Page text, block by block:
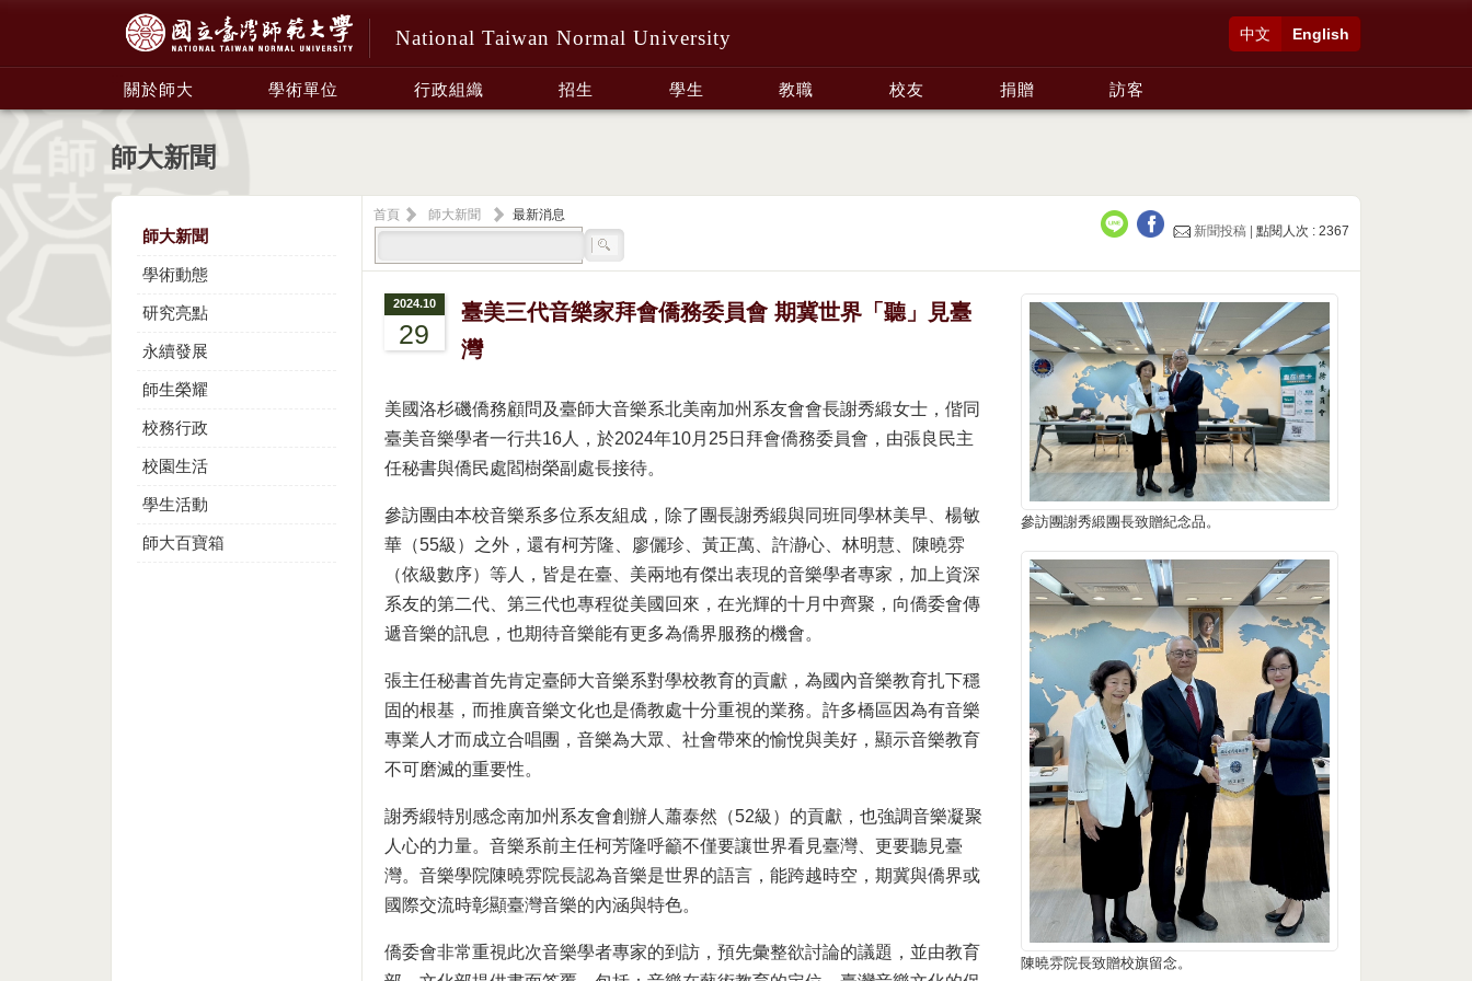
National Taiwan Normal University English
中文
關於師大 學術單位 行政組織 招生 學生 教職 校友 捐贈 訪客
師大新聞
師大新聞
學術動態
研究亮點
永續發展
師生榮耀
校務行政
校園生活
學生活動
師大百寶箱
首頁 師大新聞
最新消息
新聞投稿 |點閱人次 : 2367
參訪團謝秀緞團長致贈紀念品。
陳曉雰院長致贈校旗留念。
2024.10
29
臺美三代音樂家拜會僑務委員會 期冀世界「聽」見臺
灣
美國洛杉磯僑務顧問及臺師大音樂系北美南加州系友會會長謝秀緞女士，偕同
臺美音樂學者一行共16人，於2024年10月25日拜會僑務委員會，由張良民主
任秘書與僑民處閻樹榮副處長接待。
參訪團由本校音樂系多位系友組成，除了團長謝秀緞與同班同學林美早、楊敏
華（55級）之外，還有柯芳隆、廖儷珍、黃正萬、許瀞心、林明慧、陳曉雰
（依級數序）等人，皆是在臺、美兩地有傑出表現的音樂學者專家，加上資深
系友的第二代、第三代也專程從美國回來，在光輝的十月中齊聚，向僑委會傳
遞音樂的訊息，也期待音樂能有更多為僑界服務的機會。
張主任秘書首先肯定臺師大音樂系對學校教育的貢獻，為國內音樂教育扎下穩
固的根基，而推廣音樂文化也是僑教處十分重視的業務。許多橋區因為有音樂
專業人才而成立合唱團，音樂為大眾、社會帶來的愉悅與美好，顯示音樂教育
不可磨滅的重要性。
謝秀緞特別感念南加州系友會創辦人蕭泰然（52級）的貢獻，也強調音樂凝聚
人心的力量。音樂系前主任柯芳隆呼籲不僅要讓世界看見臺灣、更要聽見臺
灣。音樂學院陳曉雰院長認為音樂是世界的語言，能跨越時空，期冀與僑界或
國際交流時彰顯臺灣音樂的內涵與特色。
僑委會非常重視此次音樂學者專家的到訪，預先彙整欲討論的議題，並由教育